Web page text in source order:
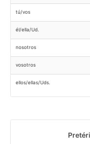
tú/vos
él/ella/Ud.
nosotros
vosotros
ellos/ellas/Uds.